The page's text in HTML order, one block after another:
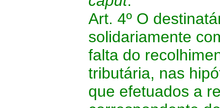
Art. 4º O
solidariamente
falta do
tributária, nas
que efetuados a